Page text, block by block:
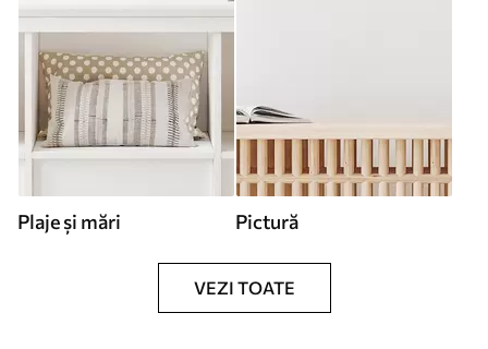
Plaje și mări Pictură
VEZI TOATE